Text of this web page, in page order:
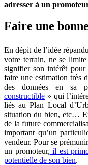
adresser à un
Faire une
En dépit de l’idée
votre terrain, ne se
signifier son intérêt
faire une estimation très
des données en sa
constructible » qui
liés au Plan Local
situation du bien, etc…
de la future
important qu’un
vendeur. Pour se
un promoteur, il est
potentielle de son bien.